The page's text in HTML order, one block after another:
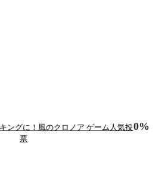
ングに！風のクロノア ゲーム人気投
票
0%